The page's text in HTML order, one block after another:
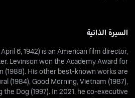
السيرة الذاتية
6, 1942) is an American film director,
Levinson won the Academy Award for
(1988). His other best-known works are
(1984), Good Morning, Vietnam (1987),
the Dog (1997). In 2021, he co-executive